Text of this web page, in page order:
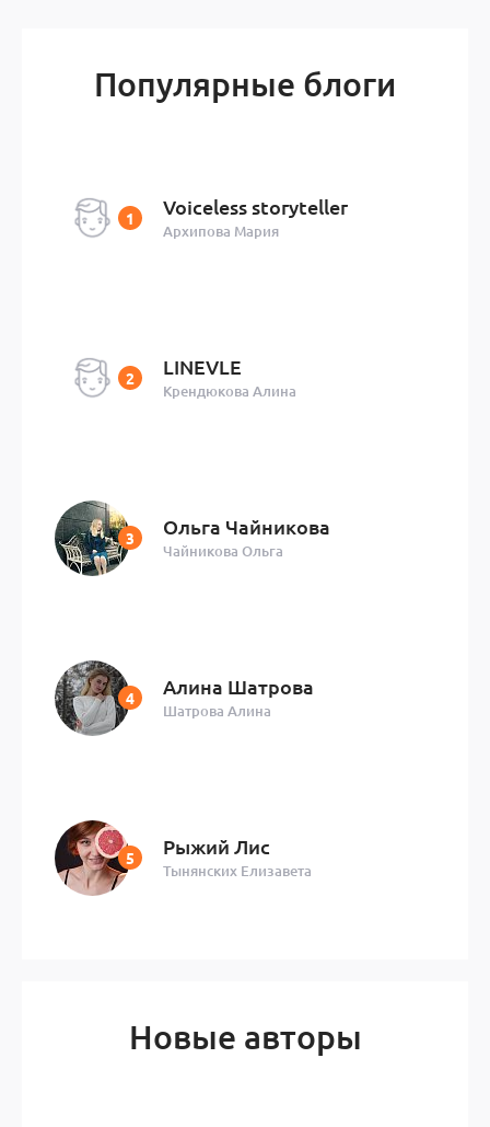
Популярные блоги
Voiceless storyteller
Архипова Мария
LINEVLE
Крендюкова Алина
Ольга Чайникова
Чайникова Ольга
Алина Шатрова
Шатрова Алина
Рыжий Лис
Тынянских Елизавета
Новые авторы